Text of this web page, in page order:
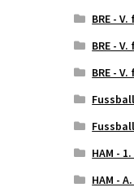
BRE -
BRE -
BRE -
HAM -
HAM -